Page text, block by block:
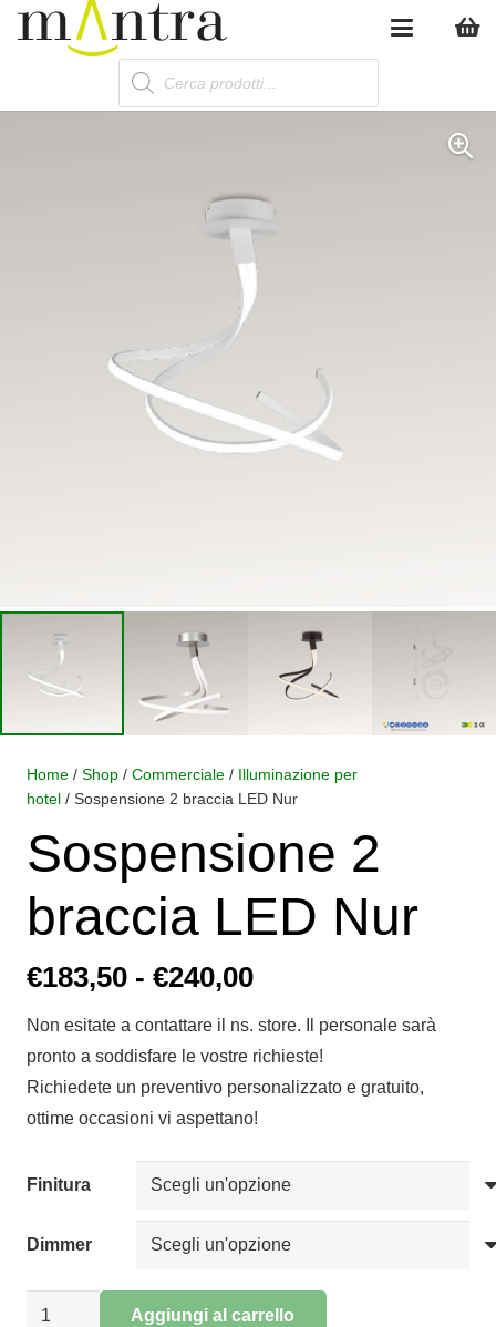
Products
search
Home / Shop / Commerciale / Illuminazione per
hotel / Sospensione 2 braccia LED Nur
Sospensione 2
braccia LED Nur
€183,50 - €240,00Fascia
prezzo:
da
€183,50
a
€240,00
Non esitate a contattare il ns. store. Il personale sarà
pronto a soddisfare le vostre richieste!
Richiedete un preventivo personalizzato e gratuito,
ottime occasioni vi aspettano!
Finitura
Dimmer
Sospensione
Aggiungi al carrello